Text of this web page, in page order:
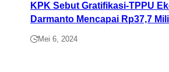
Darmanto Mencapai Rp37,7 Miliar